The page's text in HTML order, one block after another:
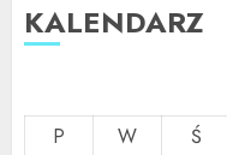
KALENDARZ
P W Ś